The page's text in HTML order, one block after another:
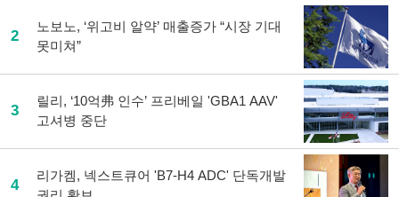
2
노보노, ‘위고비 알약’ 매출증가 “시장 기대
못미쳐”
3
릴리, ‘10억弗 인수’ 프리베일 'GBA1 AAV'
고셔병 중단
4
리가켐, 넥스트큐어 'B7-H4 ADC' 단독개발